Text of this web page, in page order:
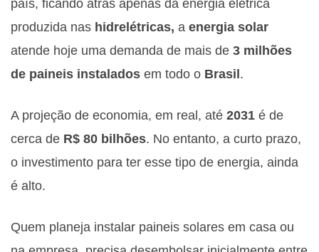
país, ficando atrás apenas da energia elétrica
produzida nas hidrelétricas, a energia solar
atende hoje uma demanda de mais de 3 milhões
de paineis instalados em todo o Brasil.
A projeção de economia, em real, até 2031 é de
cerca de R$ 80 bilhões. No entanto, a curto prazo,
o investimento para ter esse tipo de energia, ainda
é alto.
Quem planeja instalar paineis solares em casa ou